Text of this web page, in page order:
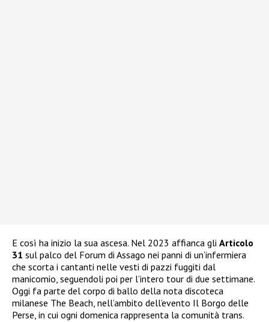
E così ha inizio la sua ascesa. Nel 2023 affianca gli Articolo
31 sul palco del Forum di Assago nei panni di un’infermiera
che scorta i cantanti nelle vesti di pazzi fuggiti dal
manicomio, seguendoli poi per l’intero tour di due settimane.
Oggi fa parte del corpo di ballo della nota discoteca
milanese The Beach, nell’ambito dell’evento Il Borgo delle
Perse, in cui ogni domenica rappresenta la comunità trans.